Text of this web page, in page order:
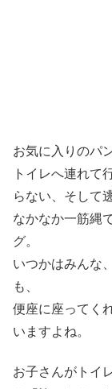
お気に入りのパ
トイレへ連れて
らない、そして
なかなか一筋縄
グ。
いつかはみんな
も、
便座に座ってく
いますよね。
お子さんがトイ